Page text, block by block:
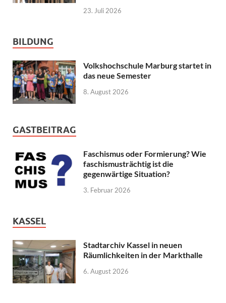
23. Juli 2026
BILDUNG
Volkshochschule Marburg startet in
das neue Semester
8. August 2026
GASTBEITRAG
Faschismus oder Formierung? Wie
faschismusträchtig ist die
gegenwärtige Situation?
3. Februar 2026
KASSEL
Stadtarchiv Kassel in neuen
Räumlichkeiten in der Markthalle
6. August 2026